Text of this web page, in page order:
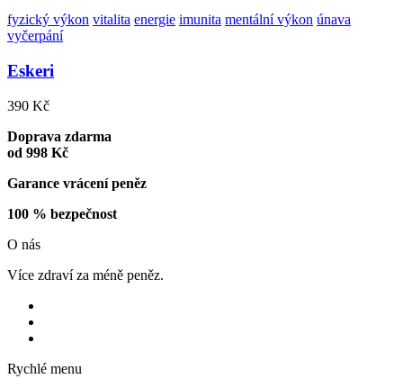
fyzický výkon vitalita energie imunita mentální výkon únava
vyčerpání
Eskeri
390 Kč
Doprava zdarma
od 998 Kč
Garance vrácení peněz
100 % bezpečnost
O nás
Více zdraví za méně peněz.
Rychlé menu